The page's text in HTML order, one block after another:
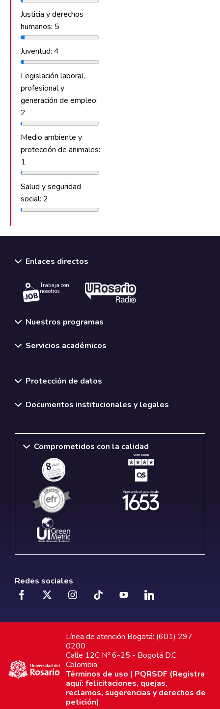
Justicia y derechos
humanos: 5
Juventud: 4
Legislación laboral,
profesional y
generación de empleo:
2
Medio ambiente y
protección de animales:
1
Salud y seguridad
social: 2
Enlaces directos
Trabaja con
nosotros.
Nuestros programas
Servicios académicos
Protección de datos
Documentos institucionales y legales
Comprometidos con la calidad
Redes sociales
Línea de atención Bogotá: (601) 297
0200
Calle 12C Nº 6-25 - Bogotá D.C.
Colombia
Términos de uso | PQRSDF (Registra
aquí: felicitaciones, quejas,
reclamos, sugerencias y derechos de
petición)